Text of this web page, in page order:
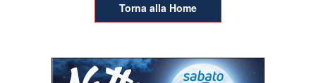
Torna alla Home